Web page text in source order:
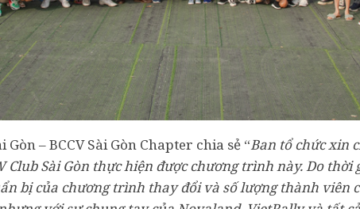
– BCCV Sài Gòn Chapter chia sẻ “Ban tổ chức xin
Club Sài Gòn thực hiện được chương trình này. Do
bị của chương trình thay đổi và số lượng thành viên